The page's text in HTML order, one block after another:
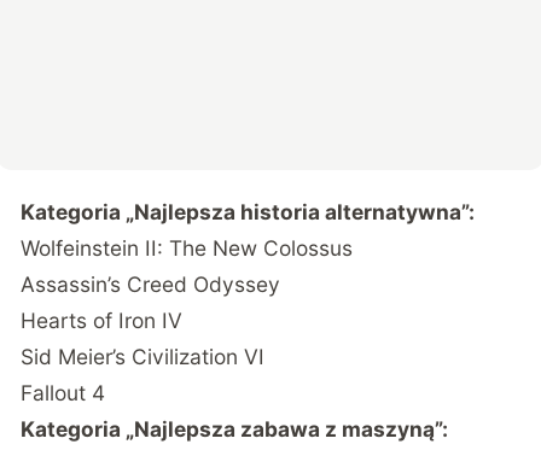
Kategoria „Najlepsza historia alternatywna”:
Wolfeinstein II: The New Colossus
Assassin’s Creed Odyssey
Hearts of Iron IV
Sid Meier’s Civilization VI
Fallout 4
Kategoria „Najlepsza zabawa z maszyną”: